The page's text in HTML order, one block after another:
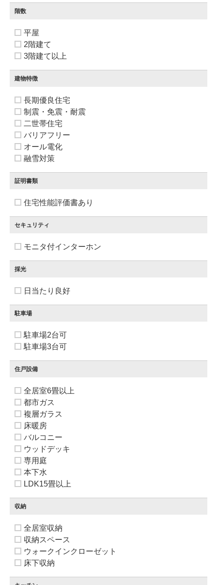
階数
平屋
2階建て
3階建て以上
建物特徴
長期優良住宅
制震・免震・耐震
二世帯住宅
バリアフリー
オール電化
融雪対策
証明書類
住宅性能評価書あり
セキュリティ
モニタ付インターホン
採光
日当たり良好
駐車場
駐車場2台可
駐車場3台可
住戸設備
全居室6畳以上
都市ガス
複層ガラス
床暖房
バルコニー
ウッドデッキ
専用庭
本下水
LDK15畳以上
収納
全居室収納
収納スペース
ウォークインクローゼット
床下収納